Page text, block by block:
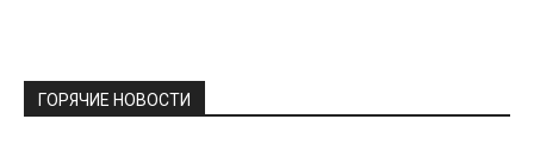
ГОРЯЧИЕ НОВОСТИ